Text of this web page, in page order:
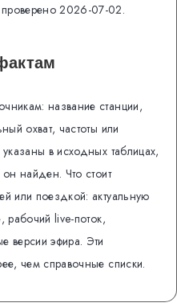
2026-07-02.
название станции,
охват, частоты или
в исходных таблицах,
найден. Что стоит
или поездкой: актуальную
рабочий live-поток,
версии эфира. Эти
чем справочные списки.